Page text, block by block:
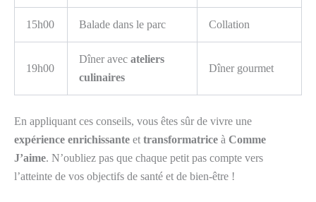
15h00 Balade dans le parc Collation
19h00
Dîner avec ateliers
culinaires
Dîner gourmet
En appliquant ces conseils, vous êtes sûr de vivre une
expérience enrichissante et transformatrice à Comme
J’aime. N’oubliez pas que chaque petit pas compte vers
l’atteinte de vos objectifs de santé et de bien-être !